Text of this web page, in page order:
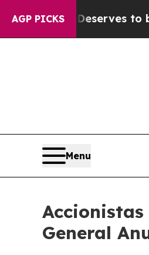
AGP PICKS
Deserves to be
Menu
General